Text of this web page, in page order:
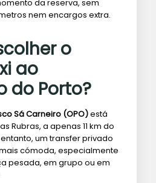
da reserva, sem
nem encargos extra.
o
ao
do Porto?
Sá Carneiro (OPO)está
Rubras, a apenas 11 km do
um transfer privado
cómoda, especialmente
pesada, em grupo ou em